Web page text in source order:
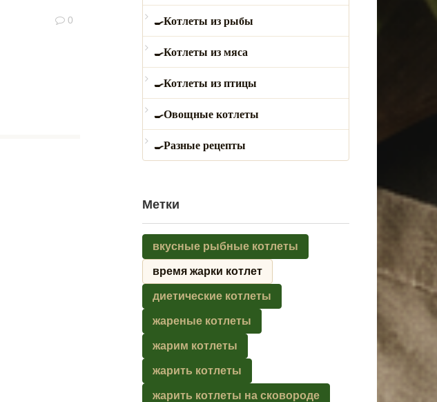
0
Котлеты из рыбы
Котлеты из мяса
Котлеты из птицы
Овощные котлеты
Разные рецепты
Метки
вкусные рыбные котлеты
время жарки котлет
диетические котлеты
жареные котлеты
жарим котлеты
жарить котлеты
жарить котлеты на сковороде